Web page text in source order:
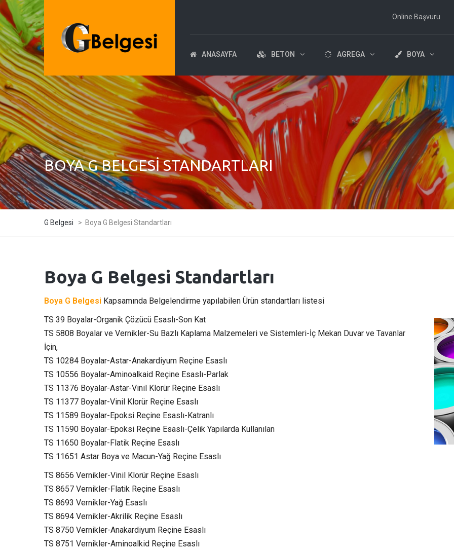
Online Başvuru
ANASAYFA BETON AGREGA BOYA
BOYA G BELGESI STANDARTLARI
G Belgesi > Boya G Belgesi Standartları
Boya G Belgesi Standartları
Boya G Belgesi Kapsamında Belgelendirme yapılabilen Ürün standartları listesi
TS 39 Boyalar-Organik Çözücü Esaslı-Son Kat
TS 5808 Boyalar ve Vernikler-Su Bazlı Kaplama Malzemeleri ve Sistemleri-İç Mekan Duvar ve Tavanlar
İçin,
TS 10284 Boyalar-Astar-Anakardiyum Reçine Esaslı
TS 10556 Boyalar-Aminoalkaid Reçine Esaslı-Parlak
TS 11376 Boyalar-Astar-Vinil Klorür Reçine Esaslı
TS 11377 Boyalar-Vinil Klorür Reçine Esaslı
TS 11589 Boyalar-Epoksi Reçine Esaslı-Katranlı
TS 11590 Boyalar-Epoksi Reçine Esaslı-Çelik Yapılarda Kullanılan
TS 11650 Boyalar-Flatik Reçine Esaslı
TS 11651 Astar Boya ve Macun-Yağ Reçine Esaslı
TS 8656 Vernikler-Vinil Klorür Reçine Esaslı
TS 8657 Vernikler-Flatik Reçine Esaslı
TS 8693 Vernikler-Yağ Esaslı
TS 8694 Vernikler-Akrilik Reçine Esaslı
TS 8750 Vernikler-Anakardiyum Reçine Esaslı
TS 8751 Vernikler-Aminoalkid Reçine Esaslı